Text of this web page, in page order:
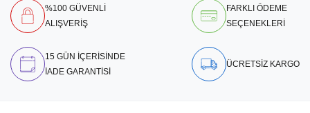
%100 GÜVENLİ
ALIŞVERİŞ
FARKLI ÖDEME
SEÇENEKLERİ
15 GÜN İÇERİSİNDE
İADE GARANTİSİ
ÜCRETSİZ KARGO